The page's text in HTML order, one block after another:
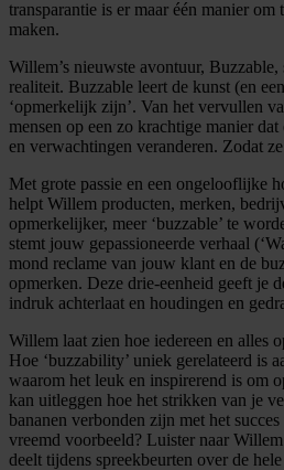
transparantie is er maar één manier
maken.
Willem’s nieuwste avontuur,
realiteit. Buzzable leert de kunst (en
‘opmerkelijk zijn’. Van het vervullen
mensen op een zo krachtige manier
en verwachtingen veranderen. Zodat
Met grote passie en een ongelooflijke
helpt Willem producten, merken,
opmerkelijker, meer ‘buzzable’ te
stemt jouw gepassioneerde verhaal
mond reclame van jouw klant en de
opmerken. Deze drie-eenheid geeft je
indruk achterlaat en houdingen en
Willem laat zien hoe iedereen en alles
Hoe ‘buzzability’ uniek gerelateerd is
waarom het leuk en inspirerend is om
kan uitleggen hoe het strikken van je
bananen verbonden zijn met het
vreemd voorbeeld? Luister naar
deelt tijdens spreekbeurten over de